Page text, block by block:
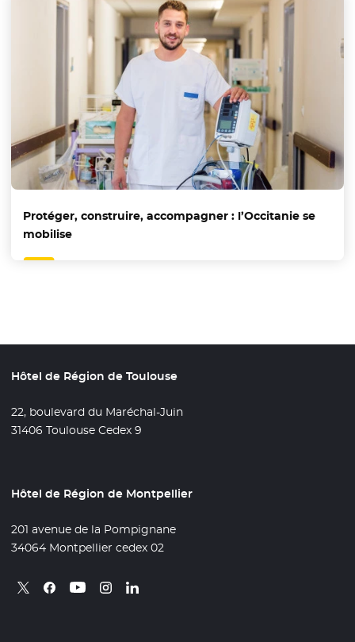
Protéger, construire, accompagner : l’Occitanie se
mobilise
Hôtel de Région de Toulouse
22, boulevard du Maréchal-Juin
31406 Toulouse Cedex 9
Hôtel de Région de Montpellier
201 avenue de la Pompignane
34064 Montpellier cedex 02
Retrouvez nous sur X
- Nouvelle fenêtre
Retrouvez nous sur Facebook
- Nouvelle fenêtre
Retrouvez nous sur Youtube
- Nouvelle fenêtre
Retrouvez nous sur Instagram
- Nouvelle fenêtre
Retrouvez nous sur Linkedin
- Nouvelle fenêtre